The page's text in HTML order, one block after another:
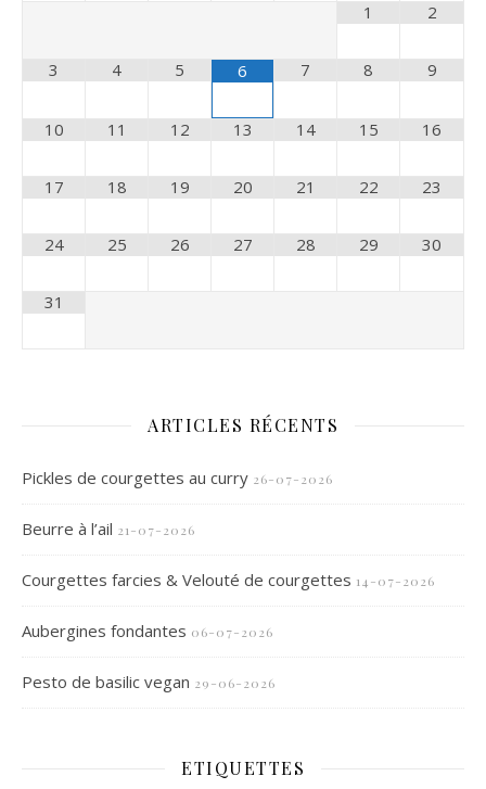
1 2
3 4 5 6 7 8 9
10 11 12 13 14 15 16
17 18 19 20 21 22 23
24 25 26 27 28 29 30
31
ARTICLES RÉCENTS
Pickles de courgettes au curry 26-07-2026
Beurre à l’ail 21-07-2026
Courgettes farcies & Velouté de courgettes 14-07-2026
Aubergines fondantes 06-07-2026
Pesto de basilic vegan 29-06-2026
ETIQUETTES